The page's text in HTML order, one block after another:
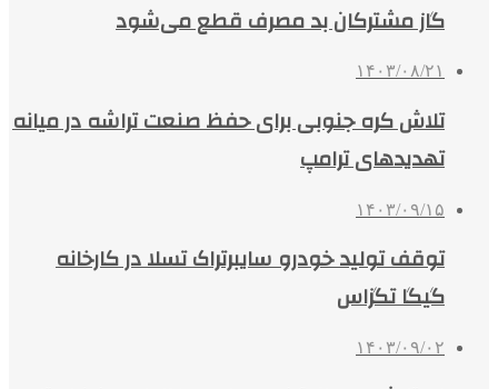
گاز مشترکان بد مصرف قطع می‌شود
۱۴۰۳/۰۸/۲۱
تلاش کره جنوبی برای حفظ صنعت تراشه در میانه
تهدیدهای ترامپ
۱۴۰۳/۰۹/۱۵
توقف تولید خودرو سایبرتراک تسلا در کارخانه
گیگا تگزاس
۱۴۰۳/۰۹/۰۲